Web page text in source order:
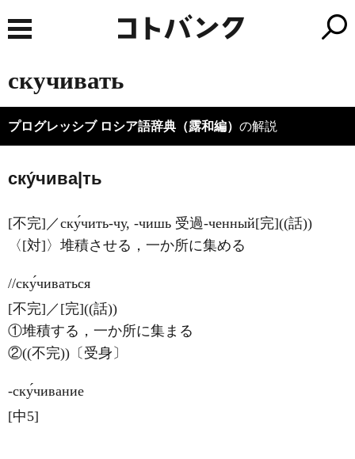
скучивать
プログレッシブ ロシア語辞典（露和編） の解説
ску́чива|ть
[不完]／ску́чить-чу, -чишь 受過-ченный[完]((話))
〈[対]〉堆積させる，一か所に集める
//ску́чиваться
[不完]／[完]((話))
①堆積する，一か所に集まる
②((不完))〔受身〕
‐ску́чивание
[中5]